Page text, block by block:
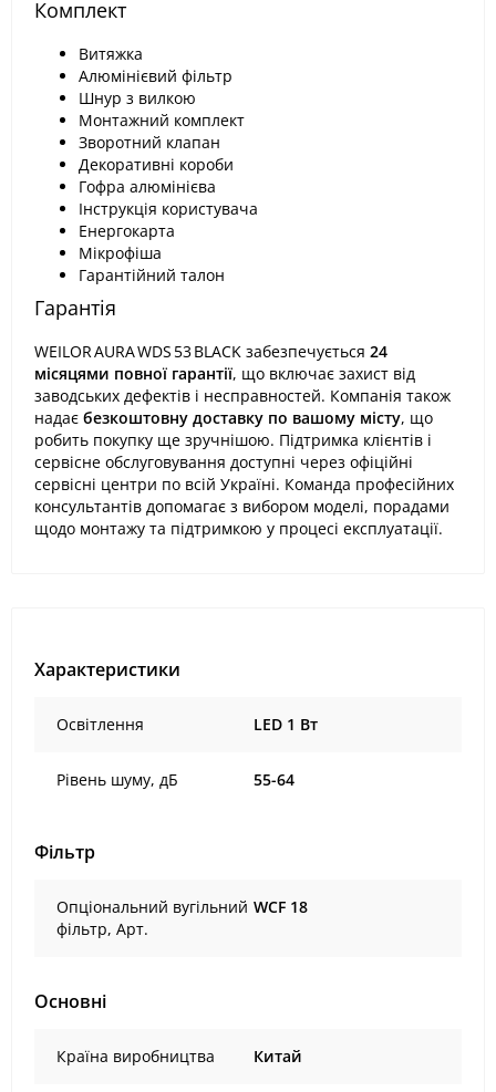
Комплект
Витяжка
Алюмінієвий фільтр
Шнур з вилкою
Монтажний комплект
Зворотний клапан
Декоративні короби
Гофра алюмінієва
Інструкція користувача
Енергокарта
Мікрофіша
Гарантійний талон
Гарантія
WEILOR AURA WDS 53 BLACK забезпечується 24
місяцями повної гарантії, що включає захист від
заводських дефектів і несправностей. Компанія також
надає безкоштовну доставку по вашому місту, що
робить покупку ще зручнішою. Підтримка клієнтів і
сервісне обслуговування доступні через офіційні
сервісні центри по всій Україні. Команда професійних
консультантів допомагає з вибором моделі, порадами
щодо монтажу та підтримкою у процесі експлуатації.
Характеристики
Освітлення LED 1 Вт
Рівень шуму, дБ 55-64
Фільтр
Опціональний вугільний
фільтр, Арт.
WCF 18
Основні
Країна виробництва Китай